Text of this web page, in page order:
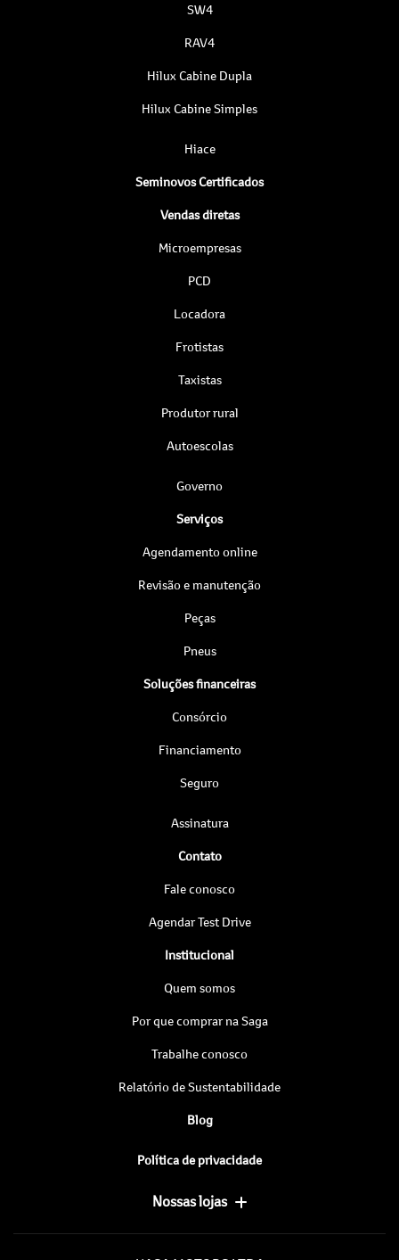
SW4
RAV4
Hilux Cabine Dupla
Hilux Cabine Simples
Hiace
Seminovos Certificados
Vendas diretas
Microempresas
PCD
Locadora
Frotistas
Taxistas
Produtor rural
Autoescolas
Governo
Serviços
Agendamento online
Revisão e manutenção
Peças
Pneus
Soluções financeiras
Consórcio
Financiamento
Seguro
Assinatura
Contato
Fale conosco
Agendar Test Drive
Institucional
Quem somos
Por que comprar na Saga
Trabalhe conosco
Relatório de Sustentabilidade
Blog
Política de privacidade
Nossas lojas